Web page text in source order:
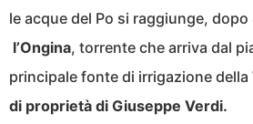
le acque del Po si raggiunge,
l’Ongina, torrente che arriva dal
principale fonte di irrigazione della
di proprietà di Giuseppe Verdi.